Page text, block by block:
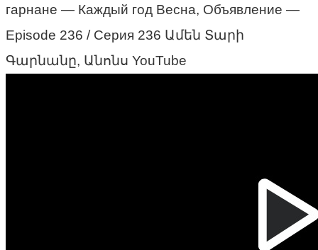
гарнане — Каждый год Весна, Объявление —
Episode 236 / Серия 236 Ամեն Տարի
Գարնանը, Անոնս YouTube